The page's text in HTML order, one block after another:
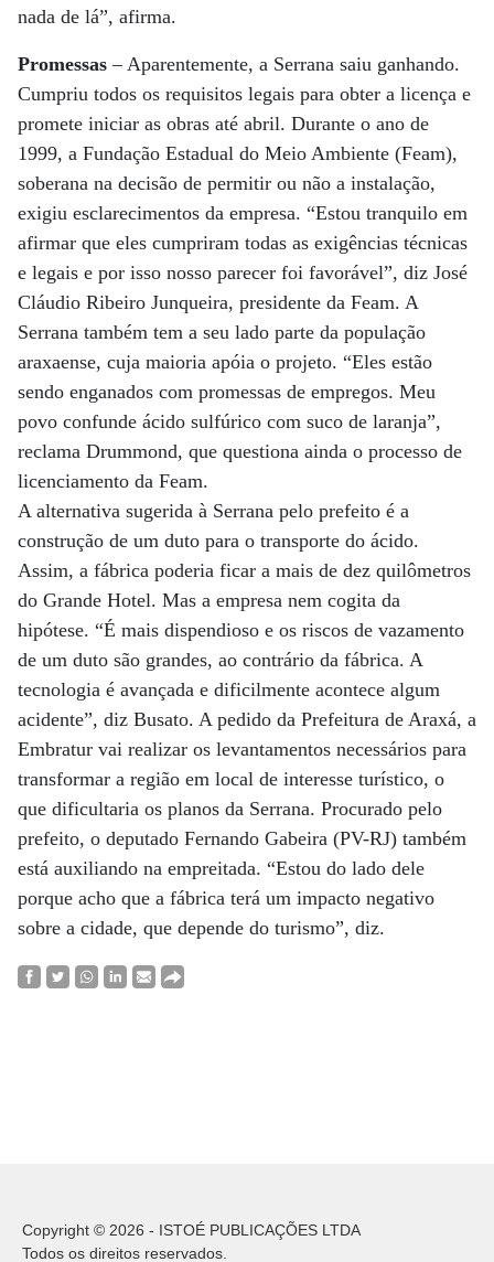
nada de lá”, afirma.
Promessas– Aparentemente, a Serrana saiu ganhando.
Cumpriu todos os requisitos legais para obter a licença e
promete iniciar as obras até abril. Durante o ano de
1999, a Fundação Estadual do Meio Ambiente (Feam),
soberana na decisão de permitir ou não a instalação,
exigiu esclarecimentos da empresa. “Estou tranquilo em
afirmar que eles cumpriram todas as exigências técnicas
e legais e por isso nosso parecer foi favorável”, diz José
Cláudio Ribeiro Junqueira, presidente da Feam. A
Serrana também tem a seu lado parte da população
araxaense, cuja maioria apóia o projeto. “Eles estão
sendo enganados com promessas de empregos. Meu
povo confunde ácido sulfúrico com suco de laranja”,
reclama Drummond, que questiona ainda o processo de
licenciamento da Feam.
A alternativa sugerida à Serrana pelo prefeito é a
construção de um duto para o transporte do ácido.
Assim, a fábrica poderia ficar a mais de dez quilômetros
do Grande Hotel. Mas a empresa nem cogita da
hipótese. “É mais dispendioso e os riscos de vazamento
de um duto são grandes, ao contrário da fábrica. A
tecnologia é avançada e dificilmente acontece algum
acidente”, diz Busato. A pedido da Prefeitura de Araxá, a
Embratur vai realizar os levantamentos necessários para
transformar a região em local de interesse turístico, o
que dificultaria os planos da Serrana. Procurado pelo
prefeito, o deputado Fernando Gabeira (PV-RJ) também
está auxiliando na empreitada. “Estou do lado dele
porque acho que a fábrica terá um impacto negativo
sobre a cidade, que depende do turismo”, diz.
Copyright © 2026 - ISTOÉ PUBLICAÇÕES LTDA
Todos os direitos reservados.